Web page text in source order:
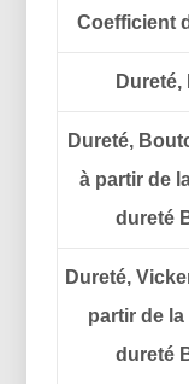
Coefficient
Dureté,
Dureté,
à partir de
dureté
Dureté,
partir de
dureté